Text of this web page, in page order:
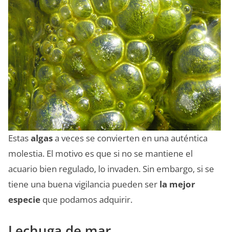
Estasalgasa veces se convierten en una auténtica
molestia. El motivo es que si no se mantiene el
acuario bien regulado, lo invaden. Sin embargo, si se
tiene una buena vigilancia pueden ser la mejor
especie que podamos adquirir.